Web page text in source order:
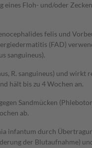
eines Floh- und/oder
felis und
(FAD)
sanguineus).
R. sanguineus) und
hält bis zu 4 Wochen an.
Sandmücken
ab.
infantum durch
der Blutaufnahme)